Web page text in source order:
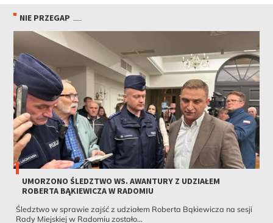
NIE PRZEGAP
UMORZONO ŚLEDZTWO WS. AWANTURY Z UDZIAŁEM
ROBERTA BĄKIEWICZA W RADOMIU
Śledztwo w sprawie zajść z udziałem Roberta Bąkiewicza na sesji
Rady Miejskiej w Radomiu zostało...